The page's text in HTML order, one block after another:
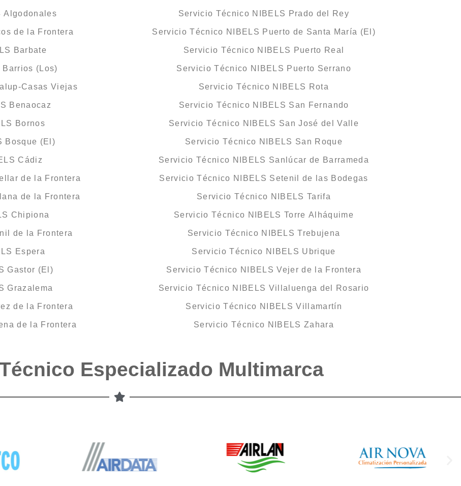
Algodonales
de la Frontera
Barbate
(Los)
Casas Viejas
Benaocaz
Bornos
Bosque (El)
Cádiz
de la Frontera
de la Frontera
Chipiona
de la Frontera
Espera
Gastor (El)
Grazalema
de la Frontera
de la Frontera
Servicio Técnico NIBELS Prado del Rey
Servicio Técnico NIBELS Puerto de Santa María (El)
Servicio Técnico NIBELS Puerto Real
Servicio Técnico NIBELS Puerto Serrano
Servicio Técnico NIBELS Rota
Servicio Técnico NIBELS San Fernando
Servicio Técnico NIBELS San José del Valle
Servicio Técnico NIBELS San Roque
Servicio Técnico NIBELS Sanlúcar de Barrameda
Servicio Técnico NIBELS Setenil de las Bodegas
Servicio Técnico NIBELS Tarifa
Servicio Técnico NIBELS Torre Alháquime
Servicio Técnico NIBELS Trebujena
Servicio Técnico NIBELS Ubrique
Servicio Técnico NIBELS Vejer de la Frontera
Servicio Técnico NIBELS Villaluenga del Rosario
Servicio Técnico NIBELS Villamartín
Servicio Técnico NIBELS Zahara
Especializado Multimarca